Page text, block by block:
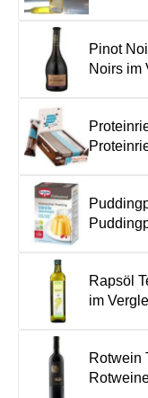
Pinot
Noirs im
Rapsöl
im
Rotwein